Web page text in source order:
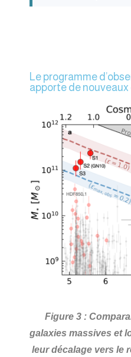
Le programme
apporte de
Figure 3 :
galaxies massives et
leur décalage vers le